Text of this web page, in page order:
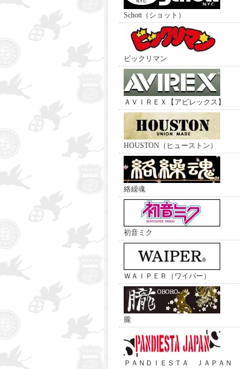
Schott（ショット）
ビックリマン
ＡＶＩＲＥＸ【アビレックス】
HOUSTON（ヒューストン）
絡繰魂
初音ミク
ＷＡＩＰＥＲ（ワイパー）
朧
ＰＡＮＤＩＥＳＴＡ ＪＡＰＡＮ